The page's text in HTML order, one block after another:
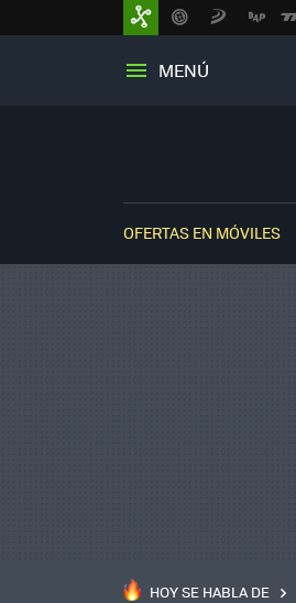
MENÚ
OFERTAS EN MÓVILES
HOY SE HABLA DE